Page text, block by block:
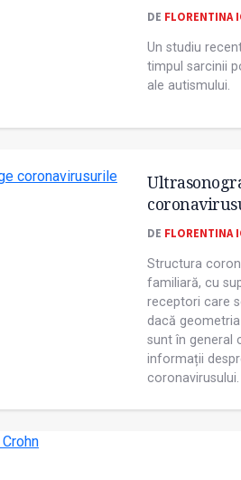
DE FLORENTINA
Un studiu
timpul sarcinii
ale autismului.
DE FLORENTINA
Structura
familiară, cu
receptori care
dacă
sunt în general
informații
coronavirusului.